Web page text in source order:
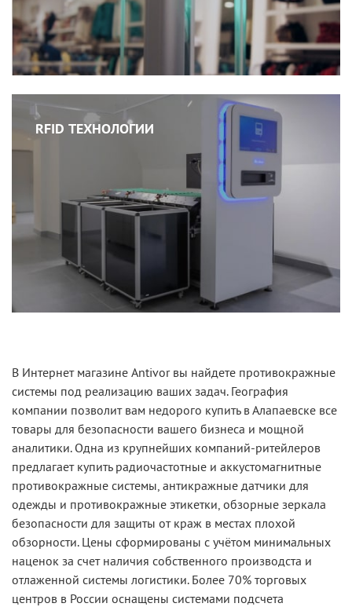
RFID ТЕХНОЛОГИИ
В Интернет магазине Antivor вы найдете противокражные
системы под реализацию ваших задач. География
компании позволит вам недорого купить в Алапаевске все
товары для безопасности вашего бизнеса и мощной
аналитики. Одна из крупнейших компаний-ритейлеров
предлагает купить радиочастотные и аккустомагнитные
противокражные системы, антикражные датчики для
одежды и противокражные этикетки, обзорные зеркала
безопасности для защиты от краж в местах плохой
обзорности. Цены сформированы с учётом минимальных
наценок за счет наличия собственного производста и
отлаженной системы логистики. Более 70% торговых
центров в России оснащены системами подсчета